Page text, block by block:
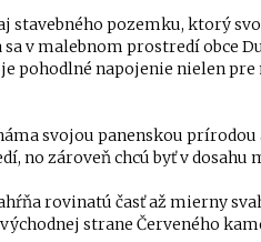
stavebného pozemku, ktorý
v malebnom prostredí obce
pohodlné napojenie nielen pre
svojou panenskou
no zároveň chcú byť v dosahu
rovinatú časť až mierny
strane Červeného